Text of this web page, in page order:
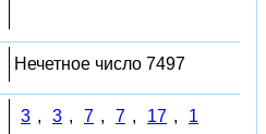
Нечетное число 7497
3 , 3 , 7 , 7 , 17 , 1